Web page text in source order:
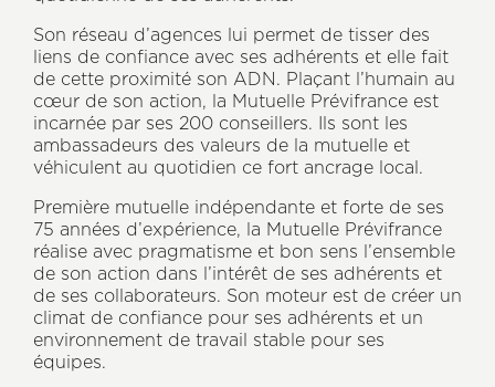
Son réseau d’agences lui permet de tisser des
liens de confiance avec ses adhérents et elle fait
de cette proximité son ADN. Plaçant l’humain au
cœur de son action, la Mutuelle Prévifrance est
incarnée par ses 200 conseillers. Ils sont les
ambassadeurs des valeurs de la mutuelle et
véhiculent au quotidien ce fort ancrage local.
Première mutuelle indépendante et forte de ses
75 années d’expérience, la Mutuelle Prévifrance
réalise avec pragmatisme et bon sens l’ensemble
de son action dans l’intérêt de ses adhérents et
de ses collaborateurs. Son moteur est de créer un
climat de confiance pour ses adhérents et un
environnement de travail stable pour ses
équipes.